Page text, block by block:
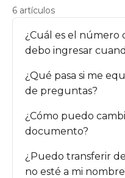
6 artículos
¿Cuál es el
debo ingresar
¿Qué pasa si me
de preguntas?
¿Cómo puedo
documento?
¿Puedo transferir
no esté a mi